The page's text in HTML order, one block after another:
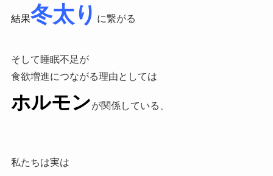
結果冬太り に繋がる
そして 睡眠不足が
食欲増進につながる理由としては
ホルモンが関係している、
私たちは実は